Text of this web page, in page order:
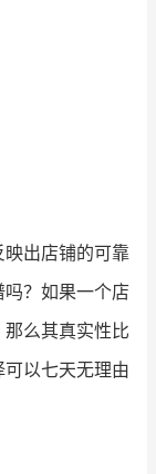
出店铺的可靠
？如果一个店
么其真实性比
以七天无理由